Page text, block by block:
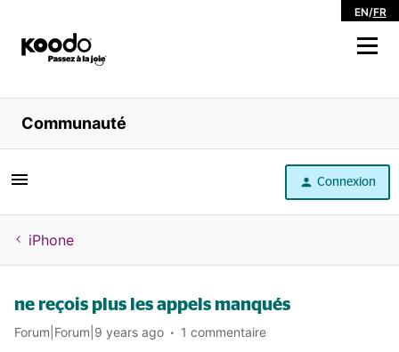
EN/FR
Magasiner
Libre service
Aide
Communauté
Connexion
iPhone
ne reçois plus les appels manqués
Forum|Forum|9 years ago 1 commentaire